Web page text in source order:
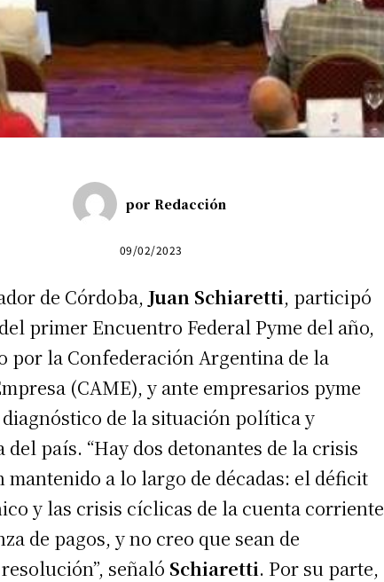
por Redacción
09/02/2023
de Córdoba,Juan Schiaretti, participó
primer Encuentro Federal Pyme del año,
por la Confederación Argentina de la
(CAME), y ante empresarios pyme
de la situación política y
del país. “Hay dos detonantes de la crisis
mantenido a lo largo de décadas: el déficit
y las crisis cíclicas de la cuenta corriente
de pagos, y no creo que sean de
señaló Schiaretti. Por su parte,